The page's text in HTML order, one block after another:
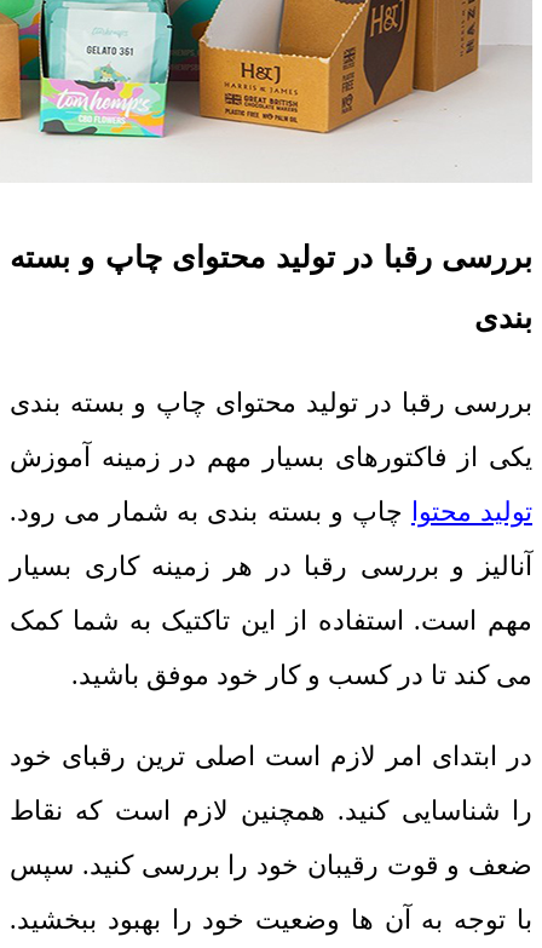
بررسی رقبا در تولید محتوای چاپ و بسته
بندی
بررسی رقبا در تولید محتوای چاپ و بسته بندی
یکی از فاکتورهای بسیار مهم در زمینه آموزش
تولید محتوا چاپ و بسته بندی به شمار می رود.
آنالیز و بررسی رقبا در هر زمینه کاری بسیار
مهم است. استفاده از این تاکتیک به شما کمک
می کند تا در کسب و کار خود موفق باشید.
در ابتدای امر لازم است اصلی ترین رقبای خود
را شناسایی کنید. همچنین لازم است که نقاط
ضعف و قوت رقیبان خود را بررسی کنید. سپس
با توجه به آن ها وضعیت خود را بهبود ببخشید.